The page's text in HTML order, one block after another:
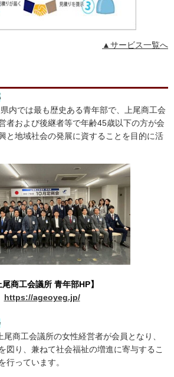
▲サービス一覧へ
内では最も歴史ある青年部で、上尾商工会
者および後継者等で年齢45歳以下の方が会
と地域社会の発展に資することを目的に活
尾商工会議所 青年部HP】
https://ageoyeg.jp/
商工会議所の女性経営者が会員となり、
図り、兼ねて社会福祉の増進に寄与するこ
行っています。